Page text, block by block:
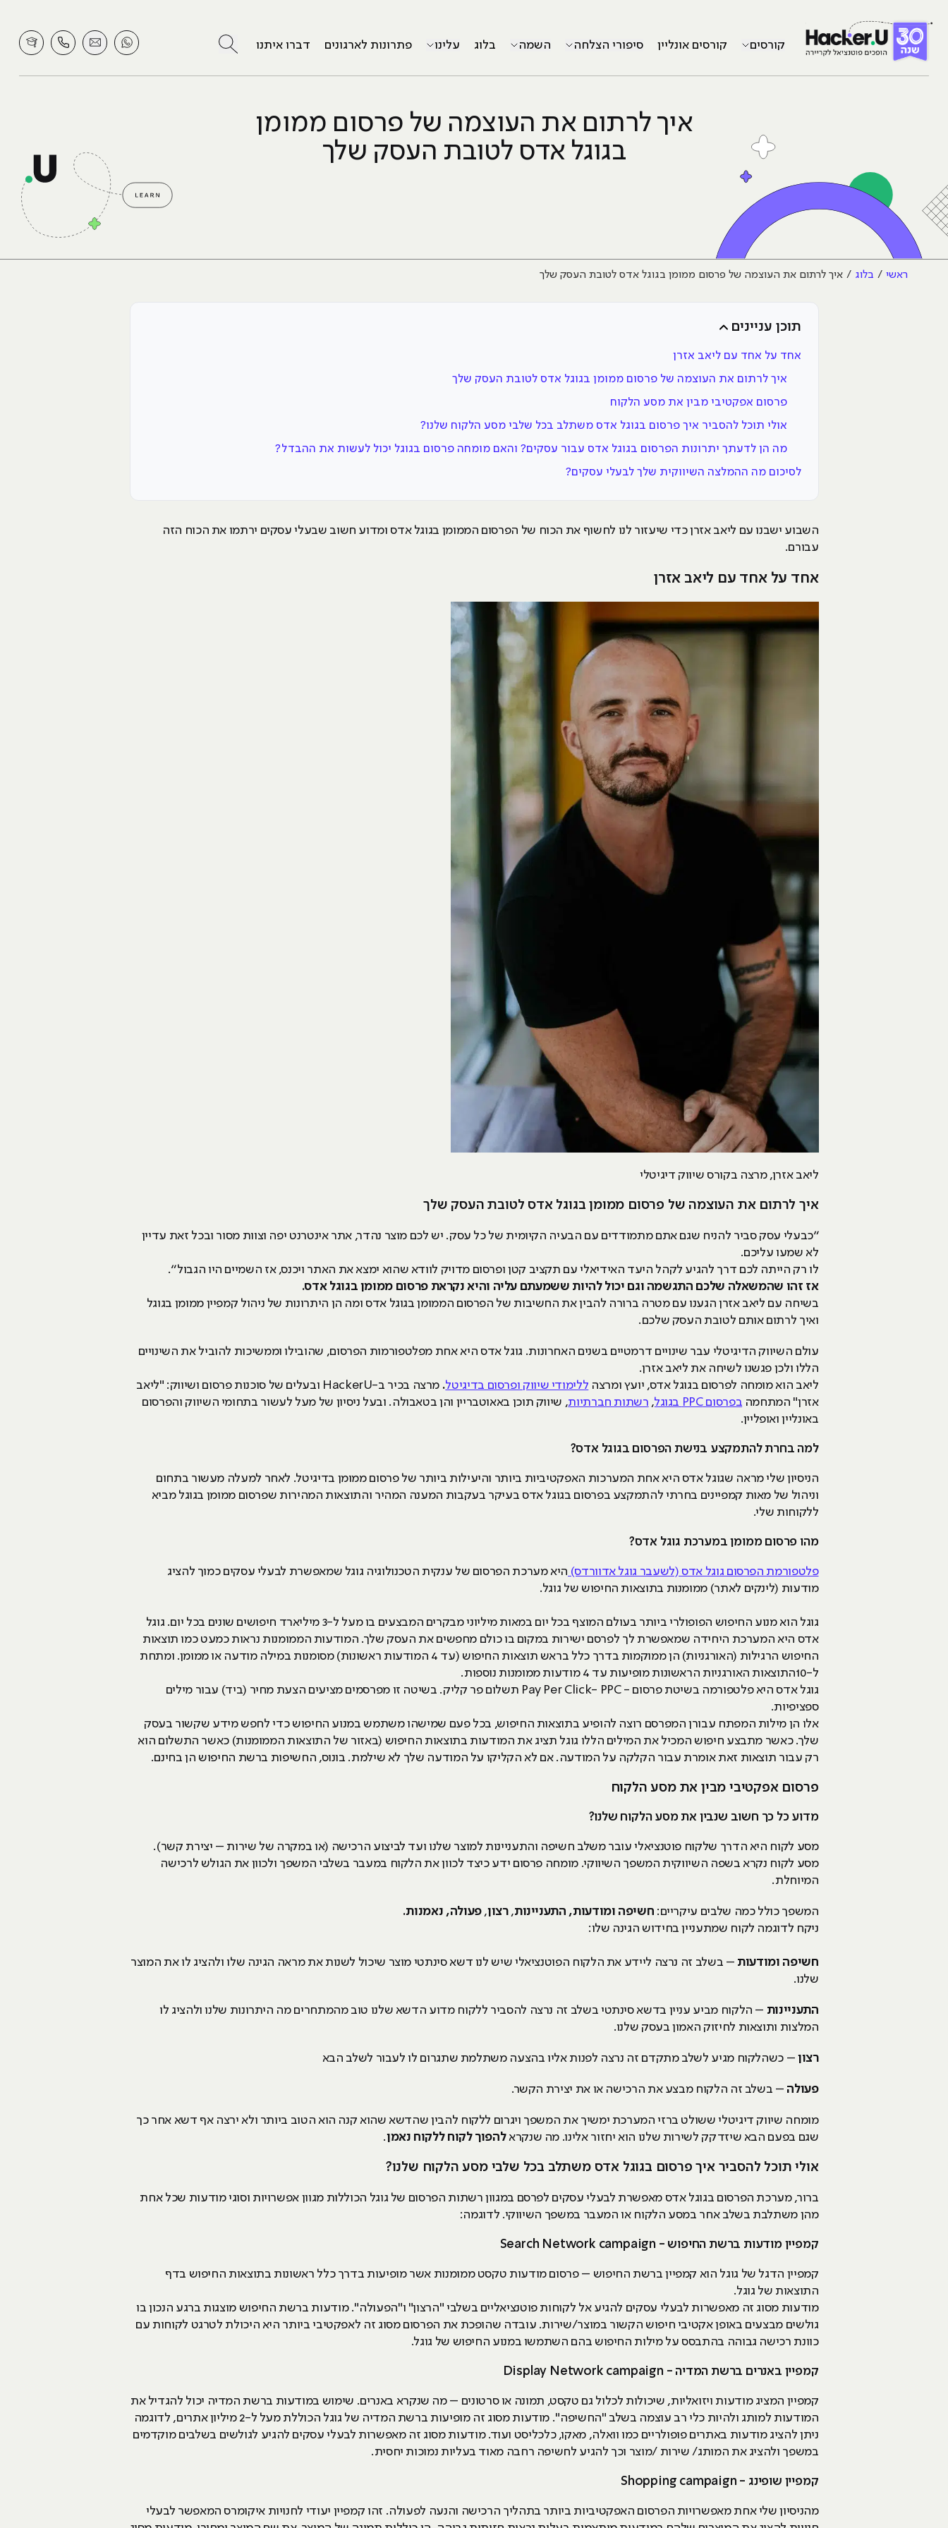
קורסים קורסים אונליין סיפורי הצלחה השמה בלוג עלינו פתרונות לארגונים דברו איתנו לחץ לחיפוש
איך לרתום את העוצמה של פרסום ממומן
בגוגל אדס לטובת העסק שלך
ראשי בלוג איך לרתום את העוצמה של פרסום ממומן בגוגל אדס לטובת העסק שלך
תוכן עניינים
­אחד על אחד עם ליאב אזרן
איך לרתום את העוצמה של פרסום ממומן בגוגל אדס לטובת העסק שלך
פרסום אפקטיבי מבין את מסע הלקוח
אולי תוכל להסביר איך פרסום בגוגל אדס משתלב בכל שלבי מסע הלקוח שלנו?
מה הן לדעתך יתרונות הפרסום בגוגל אדס עבור עסקים? והאם מומחה פרסום בגוגל יכול לעשות את ההבדל?
לסיכום מה ההמלצה השיווקית שלך לבעלי עסקים?
השבוע ישבנו עם ליאב אזרן כדי שיעזור לנו לחשוף את הכוח של הפרסום הממומן בגוגל אדס ומדוע חשוב שבעלי עסקים ירתמו את הכוח הזה
עבורם.
­אחד על אחד עם ליאב אזרן
ליאב אזרן, מרצה בקורס שיווק דיגיטלי
איך לרתום את העוצמה של פרסום ממומן בגוגל אדס לטובת העסק שלך
״כבעלי עסק סביר להניח שגם אתם מתמודדים עם הבעיה הקיומית של כל עסק. יש לכם מוצר נהדר, אתר אינטרנט יפה וצוות מסור ובכל זאת עדיין
לא שמעו עליכם.
לו רק הייתה לכם דרך להגיע לקהל היעד האידיאלי עם תקציב קטן ופרסום מדויק לוודא שהוא ימצא את האתר ויכנס, אז השמיים היו הגבול״.
אז זהו שהמשאלה שלכם התגשמה וגם יכול להיות ששמעתם עליה והיא נקראת פרסום ממומן בגוגל אדס.
בשיחה עם ליאב אזרן הגענו עם מטרה ברורה להבין את החשיבות של הפרסום הממומן בגוגל אדס ומה הן היתרונות של ניהול קמפיין ממומן בגוגל
ואיך לרתום אותם לטובת העסק שלכם.
עולם השיווק הדיגיטלי עבר שינויים דרמטיים בשנים האחרונות. גוגל אדס היא אחת מפלטפורמות הפרסום, שהובילו וממשיכות להוביל את השינויים
הללו ולכן פגשנו לשיחה את ליאב אזרן.
ליאב הוא מומחה לפרסום בגוגל אדס, יועץ ומרצה ללימודי שיווק ופרסום בדיגיטל.
מרצה בכיר ב-HackerU ובעלים של סוכנות פרסום ושיווק: "ליאב
אזרן" המתחמה בפרסום PPC בגוגל , רשתות חברתיות, שיווק תוכן באאוטבריין והן בטאבולה. ובעל ניסיון של מעל לעשור בתחומי השיווק והפרסום
באונליין ואופליין.
למה בחרת להתמקצע בנישת הפרסום בגוגל אדס?
הניסיון שלי מראה שגוגל אדס היא אחת המערכות האפקטיביות ביותר והיעילות ביותר של פרסום ממומן בדיגיטל. לאחר למעלה מעשור בתחום
וניהול של מאות קמפיינים בחרתי להתמקצע בפרסום בגוגל אדס בעיקר בעקבות המענה המהיר והתוצאות המהירות שפרסום ממומן בגוגל מביא
ללקוחות שלי.
מהו פרסום ממומן במערכת גוגל אדס?
פלטפורמת הפרסום גוגל אדס (לשעבר גוגל אדוורדס) היא מערכת הפרסום של ענקית הטכנולוגיה גוגל שמאפשרת לבעלי עסקים כמוך להציג
מודעות (לינקים לאתר) ממומנות בתוצאות החיפוש של גוגל.
גוגל הוא מנוע החיפוש הפופולרי ביותר בעולם המוצף בכל יום במאות מיליוני מבקרים המבצעים בו מעל ל-3 מיליארד חיפושים שונים בכל יום. גוגל
אדס היא המערכת היחידה שמאפשרת לך לפרסם ישירות במקום בו כולם מחפשים את העסק שלך. המודעות הממומנות נראות כמעט כמו תוצאות
החיפוש הרגילות (האורגניות) הן ממוקמות בדרך כלל בראש תוצאות החיפוש (עד 4 המודעות ראשונות) מסומנות במילה מודעה או ממומן. ומתחת
ל-10התוצאות האורגניות הראשונות מופיעות עד 4 מודעות ממומנות נוספות.
גוגל אדס היא פלטפורמה בשיטת פרסום - Pay Per Click- PPC תשלום פר קליק. בשיטה זו מפרסמים מציעים הצעת מחיר (ביד) עבור מילים
ספציפיות.
אלו הן מילות המפתח עבורן המפרסם רוצה להופיע בתוצאות החיפוש, בכל פעם שמישהו משתמש במנוע החיפוש כדי לחפש מידע שקשור בעסק
שלך. כאשר מתבצע חיפוש המכיל את המילים הללו גוגל תציג את המודעות בתוצאות החיפוש (באזור של התוצאות הממומנות) כאשר התשלום הוא
רק עבור תוצאות זאת אומרת עבור הקלקה על המודעה. אם לא הקליקו על המודעה שלך לא שילמת. בונוס, החשיפות ברשת החיפוש הן בחינם.
פרסום אפקטיבי מבין את מסע הלקוח
מדוע כל כך חשוב שנבין את מסע הלקוח שלנו?
מסע לקוח היא הדרך שלקוח פוטנציאלי עובר משלב חשיפה והתעניינות למוצר שלנו ועד לביצוע הרכישה (או במקרה של שירות – יצירת קשר).
מסע לקוח נקרא בשפה השיווקית המשפך השיווקי. מומחה פרסום ידע כיצד לכוון את הלקוח במעבר בשלבי המשפך ולכוון את הגולש לרכישה
המיוחלת.
המשפך כולל כמה שלבים עיקריים: חשיפה ומודעות, התעניינות,רצון, פעולה, נאמנות.
ניקח לדוגמה לקוח שמתעניין בחידוש הגינה שלו:
חשיפה ומודעות – בשלב זה נרצה ליידע את הלקוח הפוטנציאלי שיש לנו דשא סינתטי מוצר שיכול לשנות את מראה הגינה שלו ולהציג לו את המוצר
שלנו.
התעניינות – הלקוח מביע עניין בדשא סינתטי בשלב זה נרצה להסביר ללקוח מדוע הדשא שלנו טוב מהמתחרים מה היתרונות שלנו ולהציג לו
המלצות ותוצאות לחיזוק האמון בעסק שלנו.
רצון – כשהלקוח מגיע לשלב מתקדם זה נרצה לפנות אליו בהצעה משתלמת שתגרום לו לעבור לשלב הבא
פעולה – בשלב זה הלקוח מבצע את הרכישה או את יצירת הקשר.
מומחה שיווק דיגיטלי ששולט ברזי המערכת ימשיך את המשפך ויגרום ללקוח להבין שהדשא שהוא קנה הוא הטוב ביותר ולא ירצה אף דשא אחר כך
שגם בפעם הבא שיזדקק לשירות שלנו הוא יחזור אלינו. מה שנקראלהפוך לקוח ללקוח נאמן.
אולי תוכל להסביר איך פרסום בגוגל אדס משתלב בכל שלבי מסע הלקוח שלנו?
ברור, מערכת הפרסום בגוגל אדס מאפשרת לבעלי עסקים לפרסם במגוון רשתות הפרסום של גוגל הכוללות מגוון אפשרויות וסוגי מודעות שכל אחת
מהן משתלבת בשלב אחר במסע הלקוח או המעבר במשפך השיווקי. לדוגמה:
קמפיין מודעות ברשת החיפוש - Search Network campaign
קמפיין הדגל של גוגל הוא קמפיין ברשת החיפוש – פרסום מודעות טקסט ממומנות אשר מופיעות בדרך כלל ראשונות בתוצאות החיפוש בדף
התוצאות של גוגל.
מודעות מסוג זה מאפשרות לבעלי עסקים להגיע אל לקוחות פוטנציאליים בשלבי "הרצון" ו"הפעולה". מודעות ברשת החיפוש מוצגות ברגע הנכון בו
גולשים מבצעים באופן אקטיבי חיפוש הקשור במוצר/שירות. עובדה שהופכת את הפרסום מסוג זה לאפקטיבי ביותר היא היכולת לטרגט לקוחות עם
כוונת רכישה גבוהה בהתבסס על מילות החיפוש בהם השתמשו במנוע החיפוש של גוגל.
קמפיין באנרים ברשת המדיה - Display Network campaign
קמפיין המציג מודעות ויזואליות, שיכולות לכלול גם טקסט, תמונה או סרטונים – מה שנקרא באנרים. שימוש במודעות ברשת המדיה יכול להגדיל את
המודעות למותג ולהיות כלי רב עוצמה בשלב "החשיפה". מודעות מסוג זה מופיעות ברשת המדיה של גוגל הכוללת מעל ל-2 מיליון אתרים, לדוגמה
ניתן להציג מודעות באתרים פופולריים כמו וואלה, מאקו, כלכליסט ועוד. מודעות מסוג זה מאפשרות לבעלי עסקים להגיע לגולשים בשלבים מוקדמים
במשפך ולהציג את המותג/ שירות /מוצר וכך להגיע לחשיפה רחבה מאוד בעליות נמוכות יחסית.
קמפיין שופינג - Shopping campaign
מהניסיון שלי אחת מאפשרויות הפרסום האפקטיביות ביותר בתהליך הרכישה והנעה לפעולה. זהו קמפיין יעודי לחנויות איקומרס המאפשר לבעלי